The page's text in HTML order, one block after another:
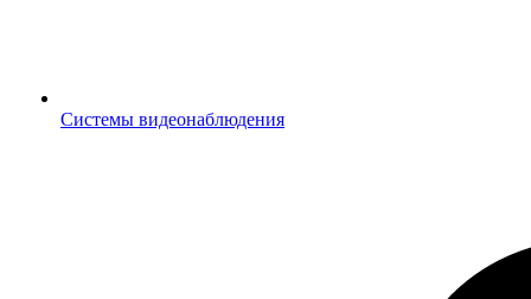
Системы видеонаблюдения